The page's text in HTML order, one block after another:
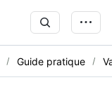
Guide pratique